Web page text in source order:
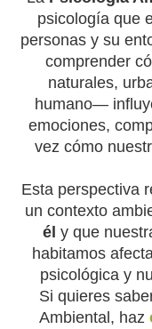
psicología que
personas y su
comprender
naturales,
humano—
emociones,
vez cómo
Esta perspectiva
un contexto
él y que
habitamos
psicológica y
Si quieres
Ambiental, haz